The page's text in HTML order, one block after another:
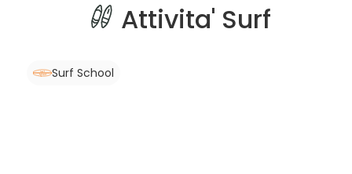
Attivita' Surf
Surf School